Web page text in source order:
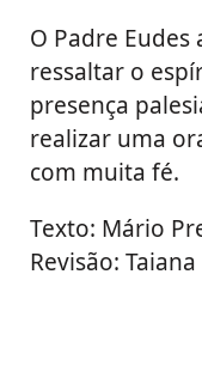
O Padre
ressaltar o
presença
realizar uma
com muita fé.
Texto: Mário
Revisão: